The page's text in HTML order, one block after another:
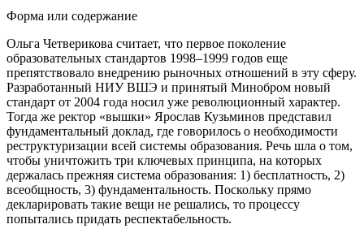
Форма или содержание
Ольга Четверикова считает, что первое поколение
образовательных стандартов 1998–1999 годов еще
препятствовало внедрению рыночных отношений в эту сферу.
Разработанный НИУ ВШЭ и принятый Минобром новый
стандарт от 2004 года носил уже революционный характер.
Тогда же ректор «вышки» Ярослав Кузьминов представил
фундаментальный доклад, где говорилось о необходимости
реструктуризации всей системы образования. Речь шла о том,
чтобы уничтожить три ключевых принципа, на которых
держалась прежняя система образования: 1) бесплатность, 2)
всеобщность, 3) фундаментальность. Поскольку прямо
декларировать такие вещи не решались, то процессу
попытались придать респектабельность.